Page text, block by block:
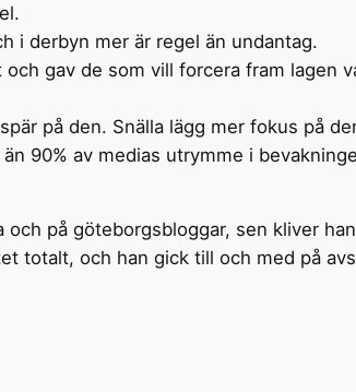
i derbyn mer är regel än undantag.
gav de som vill forcera fram lagen
på den. Snälla lägg mer fokus på
90% av medias utrymme i
på göteborgsbloggar, sen kliver
totalt, och han gick till och med på